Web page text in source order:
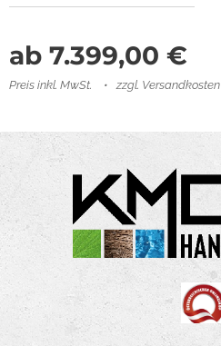
ab 7.399,00 €
Preis inkl. MwSt. zzgl. Versandkosten